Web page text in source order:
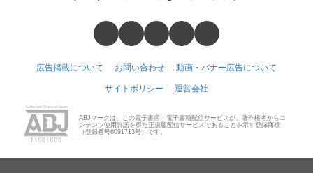
広告掲載について お問い合わせ 動画・バナー広告について
サイトポリシー 運営会社
ABJマークは、この電子書店・電子書籍配信サービスが、著作権者からコ
ンテンツ使用許諾を得た正規版配信サービスであることを示す登録商標
（登録番号6091713号）です。